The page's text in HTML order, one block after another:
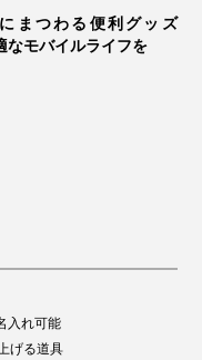
き出し口にスマホが当たらな
まつわる便利グッズ
なモバイルライフを
入れ可能
げる道具